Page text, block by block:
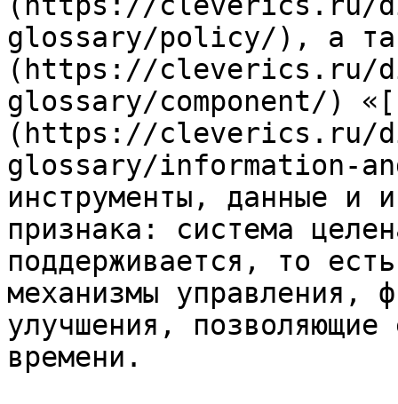
glossary/policy/), а
(https://cleverics.ru/
glossary/component/)
(https://cleverics.ru/
glossary/information-
инструменты, данные и
признака: система
поддерживается, то
механизмы управления,
улучшения,
времени.